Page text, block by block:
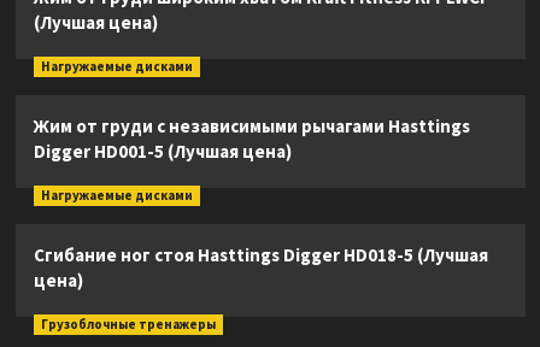
(Лучшая цена)
Нагружаемые дисками
Жим от груди с независимыми рычагами Hasttings
Digger HD001-5 (Лучшая цена)
Нагружаемые дисками
Сгибание ног стоя Hasttings Digger HD018-5 (Лучшая
цена)
Грузоблочные тренажеры